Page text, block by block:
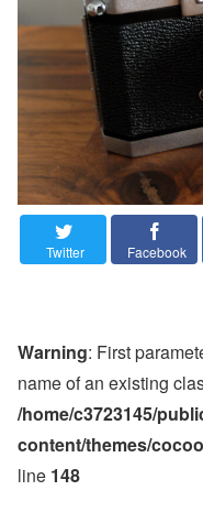
Twitter Facebook
Warning: First
name of an existing
/home/c3723145/
content/themes/
line 148